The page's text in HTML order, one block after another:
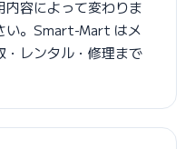
容によって変わりま
い。Smart-Mart はメ
・レンタル・修理まで